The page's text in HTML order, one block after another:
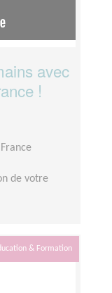
avec
!
de votre
& Formation